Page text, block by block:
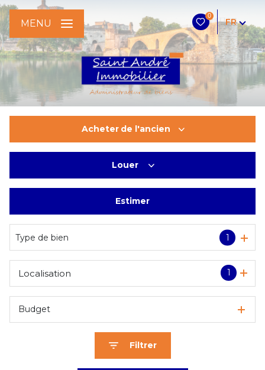
0
FR
MENU
Acheter de l'ancien
Louer
Estimer
Type de bien 1
1
Localisation
Budget
Filtrer